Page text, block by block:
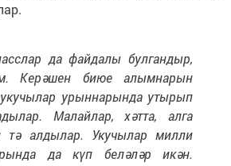
да файдалы булгандыр,
Керәшен биюе алымнарын
укучылар урыннарында утырып
Малайлар, хәтта, алга
тә алдылар. Укучылар милли
да күп беләләр икән.